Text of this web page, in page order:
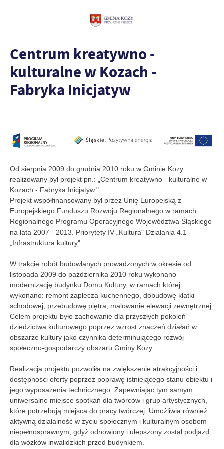
Centrum kreatywno -
kulturalne w Kozach -
Fabryka Inicjatyw
Od sierpnia 2009 do grudnia 2010 roku w Gminie Kozy
realizowany był projekt pn.: „Centrum kreatywno - kulturalne w
Kozach - Fabryka Inicjatyw."
Projekt współfinansowany był przez Unię Europejską z
Europejskiego Funduszu Rozwoju Regionalnego w ramach
Regionalnego Programu Operacyjnego Województwa Śląskiego
na lata 2007 - 2013. Priorytety IV „Kultura" Działania 4.1
„Infrastruktura kultury".
W trakcie robót budowlanych prowadzonych w okresie od
listopada 2009 do października 2010 roku wykonano
modernizację budynku Domu Kultury, w ramach której
wykonano: remont zaplecza kuchennego, dobudowę klatki
schodowej, przebudowę piętra, malowanie elewacji zewnętrznej.
Celem projektu było zachowanie dla przyszłych pokoleń
dziedzictwa kulturowego poprzez wzrost znaczeń działań w
obszarze kultury jako czynnika determinującego rozwój
społeczno-gospodarczy obszaru Gminy Kozy.
Realizacja projektu pozwoliła na zwiększenie atrakcyjności i
dostępności oferty poprzez poprawę istniejącego stanu obiektu i
jego wyposażenia technicznego. Zapewniając tym samym
uniwersalne miejsce spotkań dla twórców i grup artystycznych,
które potrzebują miejsca do pracy twórczej. Umożliwia również
aktywną działalność w życiu społecznym i kulturalnym osobom
niepełnosprawnym, gdyż odnowiony i ulepszony został podjazd
dla wózków inwalidzkich przed budynkiem.